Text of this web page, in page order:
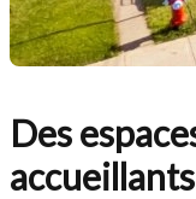
Des
accueillants